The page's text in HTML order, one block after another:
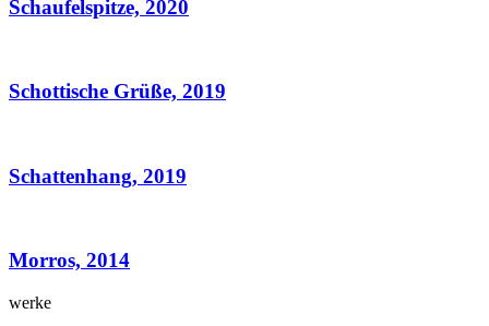
Schaufelspitze, 2020
Schottische Grüße, 2019
Schattenhang, 2019
Morros, 2014
werke